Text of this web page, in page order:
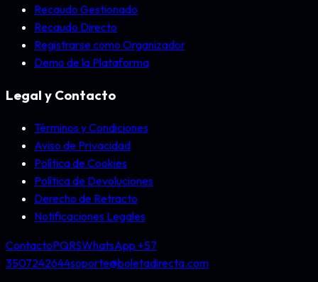
Recaudo Gestionado
Recaudo Directo
Registrarse como Organizador
Demo de la Plataforma
Legal y Contacto
Términos y Condiciones
Aviso de Privacidad
Política de Cookies
Política de Devoluciones
Derecho de Retracto
Notificaciones Legales
ContactoPQRSWhatsApp +57
3507242644soporte@boletadirecta.com